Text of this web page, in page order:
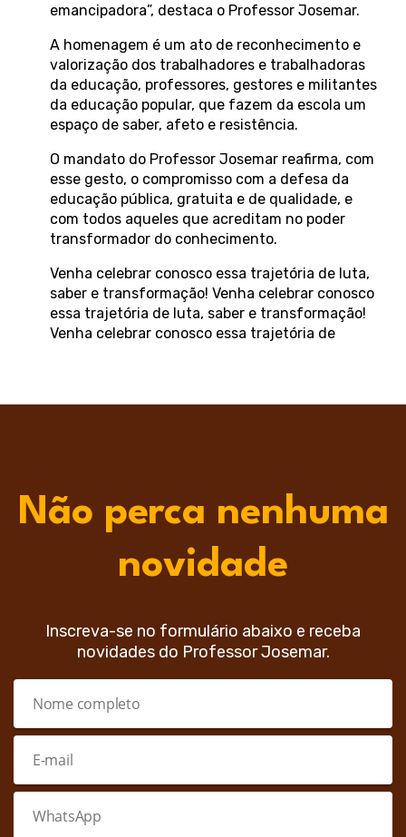
emancipadora”, destaca o Professor Josemar.
A homenagem é um ato de reconhecimento e
valorização dos trabalhadores e trabalhadoras
da educação, professores, gestores e militantes
da educação popular, que fazem da escola um
espaço de saber, afeto e resistência.
O mandato do Professor Josemar reafirma, com
esse gesto, o compromisso com a defesa da
educação pública, gratuita e de qualidade, e
com todos aqueles que acreditam no poder
transformador do conhecimento.
Venha celebrar conosco essa trajetória de luta,
saber e transformação! Venha celebrar conosco
essa trajetória de luta, saber e transformação!
Venha celebrar conosco essa trajetória de
Não perca nenhuma
novidade
Inscreva-se no formulário abaixo e receba
novidades do Professor Josemar.